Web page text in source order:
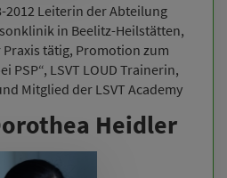
2012 Leiterin der Abteilung
in Beelitz-Heilstätten,
Praxis tätig, Promotion zum
PSP“, LSVT LOUD Trainerin,
Mitglied der LSVT Academy
Heidler